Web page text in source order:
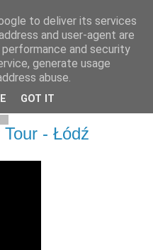
raczej notatki dla
- Łódź
to deliver its services
and user-agent are
and security
generate usage
abuse.
GOT IT